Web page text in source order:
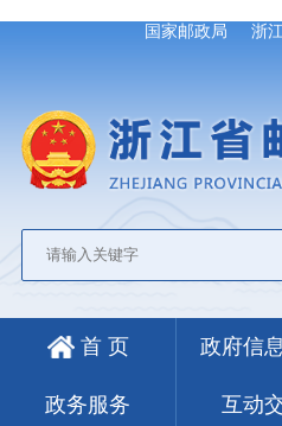
国家邮政局 浙
首 页 政府信
政务服务 互动